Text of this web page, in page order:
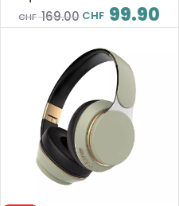
CHF169.00 CHF 99.90